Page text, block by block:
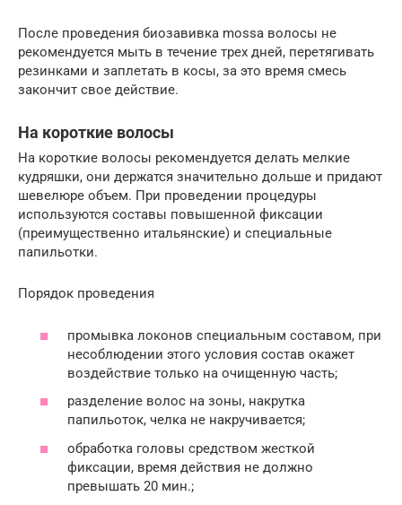
После проведения биозавивка mossa волосы не
рекомендуется мыть в течение трех дней, перетягивать
резинками и заплетать в косы, за это время смесь
закончит свое действие.
На короткие волосы
На короткие волосы рекомендуется делать мелкие
кудряшки, они держатся значительно дольше и придают
шевелюре объем. При проведении процедуры
используются составы повышенной фиксации
(преимущественно итальянские) и специальные
папильотки.
Порядок проведения
промывка локонов специальным составом, при
несоблюдении этого условия состав окажет
воздействие только на очищенную часть;
разделение волос на зоны, накрутка
папильоток, челка не накручивается;
обработка головы средством жесткой
фиксации, время действия не должно
превышать 20 мин.;